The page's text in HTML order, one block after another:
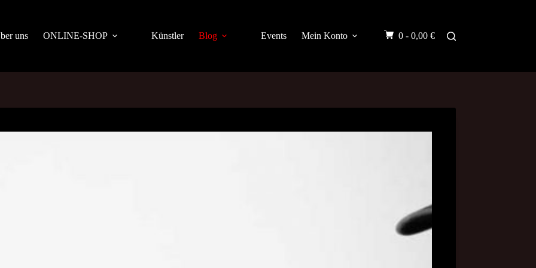
uns
ONLINE-SHOP Künstler Blog Events Mein Konto 0 - 0,00 €